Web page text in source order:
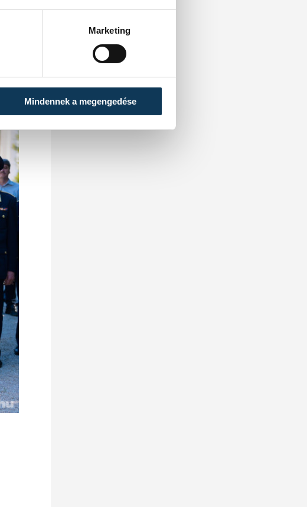
Marketing
Mindennek a megengedése